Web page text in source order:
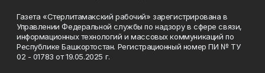
Газета «Стерлитамакский рабочий» зарегистрирована в
Управлении Федеральной службы по надзору в сфере связи,
информационных технологий и массовых коммуникаций по
Республике Башкортостан. Регистрационный номер ПИ № ТУ
02 - 01783 от 19.05.2025 г.